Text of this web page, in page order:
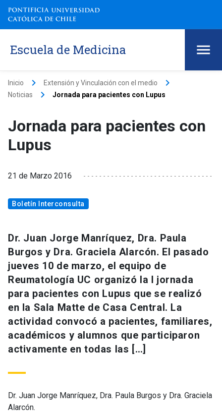
Escuela de Medicina
Inicio keyboard_arrow_right Extensión y Vinculación con el medio keyboard_arrow_right
Noticias keyboard_arrow_right Jornada para pacientes con Lupus
Jornada para pacientes con
Lupus
21 de Marzo 2016
Boletín Interconsulta
Dr. Juan Jorge Manríquez, Dra. Paula
Burgos y Dra. Graciela Alarcón. El pasado
jueves 10 de marzo, el equipo de
Reumatología UC organizó la I jornada
para pacientes con Lupus que se realizó
en la Sala Matte de Casa Central. La
actividad convocó a pacientes, familiares,
académicos y alumnos que participaron
activamente en todas las […]
Dr. Juan Jorge Manríquez, Dra. Paula Burgos y Dra. Graciela
Alarcón.